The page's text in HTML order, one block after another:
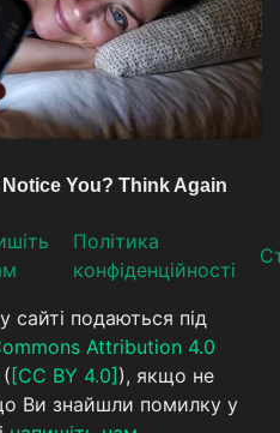
Політика
конфіденційності
сайті подаються під
Attribution 4.0
[CC BY 4.0] ), якщо не
Ви знайшли помилку у